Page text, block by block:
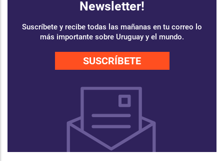
Newsletter!
Suscríbete y recibe todas las mañanas en tu correo lo
más importante sobre Uruguay y el mundo.
SUSCRÍBETE